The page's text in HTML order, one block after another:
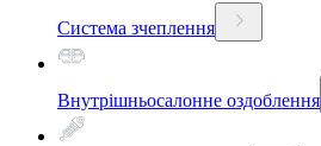
Система зчеплення
Внутрішньосалонне оздоблення